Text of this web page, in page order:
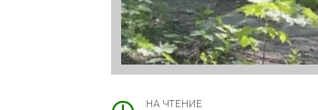
НА ЧТЕНИЕ